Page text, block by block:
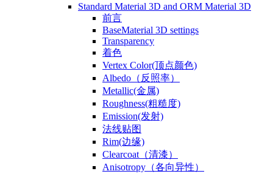
Standard Material 3D and ORM Material 3D
前言
BaseMaterial 3D settings
Transparency
着色
Vertex Color(顶点颜色)
Albedo（反照率）
Metallic(金属)
Roughness(粗糙度)
Emission(发射)
法线贴图
Rim(边缘)
Clearcoat（清漆）
Anisotropy（各向异性）